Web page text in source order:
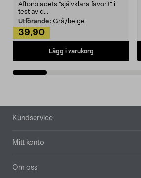
Aftonbladets "självklara favorit” i
test av d...
Utförande: Grå/beige
39,90
Lägg i varukorg
Sidfot
Kundservice
Mitt konto
Om oss